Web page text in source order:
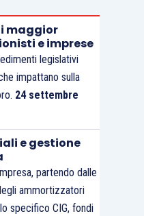
sarebbe il corretto
esemplificativo, 6
in modalità verticale
periodo ben più
lavoro, oppure,
di prestazione
6 mesi non è ben
(è
la stessa possa
effettuata).
maggior
e imprese
legislativi
impattano sulla
24 settembre
e gestione
partendo dalle
ammortizzatori
specifico CIG, fondi